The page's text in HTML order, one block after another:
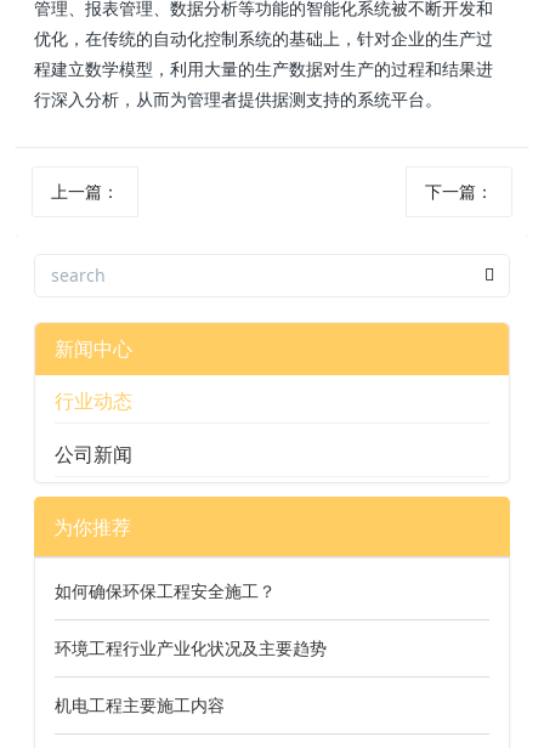
管理、报表管理 、数据分析等功能的智能化系统被不断开发和
优化，在传统的自动化控制系统的基础上，针对企业的生产过
程建立数学模型 ，利用大量的生产数据对生产的过程和结果进
行深入分析，从而为管理者提供据测支持的系统平台。
上一篇： 下一篇：
新闻中心
行业动态
公司新闻
为你推荐
如何确保环保工程安全施工？
环境工程行业产业化状况及主要趋势
机电工程主要施工内容